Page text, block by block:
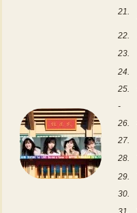
21.
22.
23.
24.
25.
-
26.
27.
28.
29.
30.